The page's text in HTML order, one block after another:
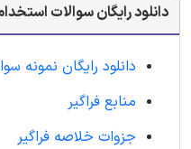
دانلود رایگان سوالات
دانلود رایگان نمونه
منابع فراگیر
جزوات خلاصه فراگیر